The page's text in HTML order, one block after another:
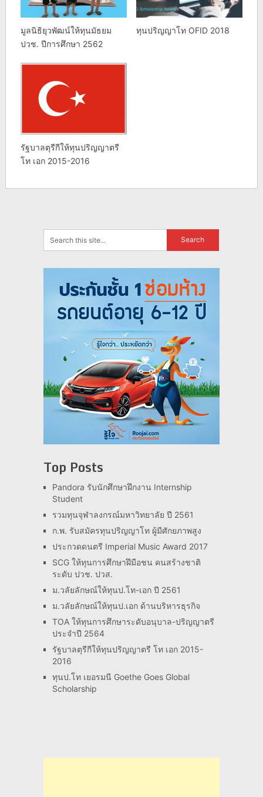
มูลนิธิยุวพัฒน์ให้ทุนมัธยม
ปวช. ปีการศึกษา 2562
ทุนปริญญาโท OFID 2018
รัฐบาลตุรีกีให้ทุนปริญญาตรี
โท เอก 2015-2016
Top Posts
Pandora รับนักศึกษาฝึกงาน Internship
Student
รวมทุนจุฬาลงกรณ์มหาวิทยาลัย ปี 2561
ก.พ. รับสมัครทุนปริญญาโท ผู้มีศักยภาพสูง
ประกวดดนตรี Imperial Music Award 2017
SCG ให้ทุนการศึกษาฝึมือชน คนสร้างชาติ
ระดับ ปวช. ปวส.
ม.วลัยลักษณ์ให้ทุนป.โท-เอก ปี 2561
ม.วลัยลักษณ์ให้ทุนป.เอก ด้านบริหารธุรกิจ
TOA ให้ทุนการศึกษาระดับอนุบาล-ปริญญาตรี
ประจำปี 2564
รัฐบาลตุรีกีให้ทุนปริญญาตรี โท เอก 2015-
2016
ทุนป.โท เยอรมนี Goethe Goes Global
Scholarship